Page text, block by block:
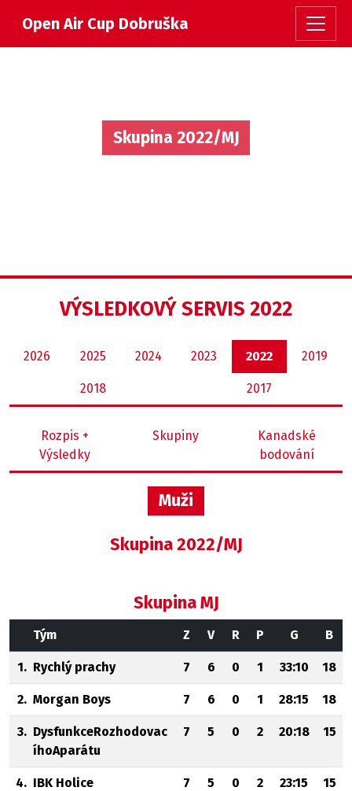
Open Air Cup Dobruška
Skupina 2022/MJ
VÝSLEDKOVÝ SERVIS 2022
2026 2025 2024 2023 2022 2019
2018 2017
Rozpis +
Výsledky
Skupiny
Kanadské
bodování
Muži
Skupina 2022/MJ
Skupina MJ
Tým Z V R P G B
1. Rychlý prachy 7 6 0 1 33:10 18
2. Morgan Boys 7 6 0 1 28:15 18
3. DysfunkceRozhodovac
íhoAparátu
7 5 0 2 20:18 15
4. IBK Holice 7 5 0 2 23:15 15